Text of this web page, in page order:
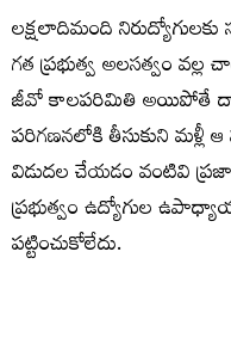
లక్షలాదిమంది
గత ప్రభుత్వ అలసత్వం
జీవో కాలపరిమితి అయిపోతే దానిపై
పరిగణనలోకి తీసుకుని
విడుదల చేయడం వంటివి
ప్రభుత్వం ఉద్యోగుల
పట్టించుకోలేదు.